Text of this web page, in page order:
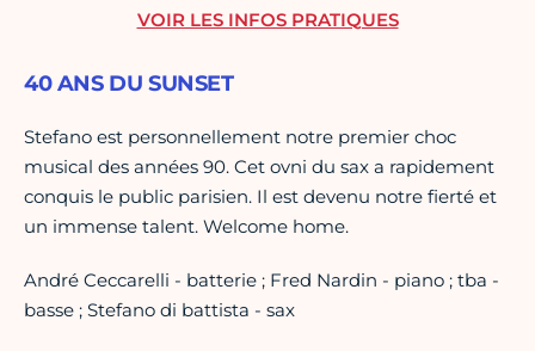
40 ANS DU SUNSET
Stefano est personnellement notre premier choc
musical des années 90. Cet ovni du sax a rapidement
conquis le public parisien. Il est devenu notre fierté et
un immense talent. Welcome home.
André Ceccarelli - batterie ; Fred Nardin - piano ; tba -
basse ; Stefano di battista - sax
VOIR LES INFOS PRATIQUES